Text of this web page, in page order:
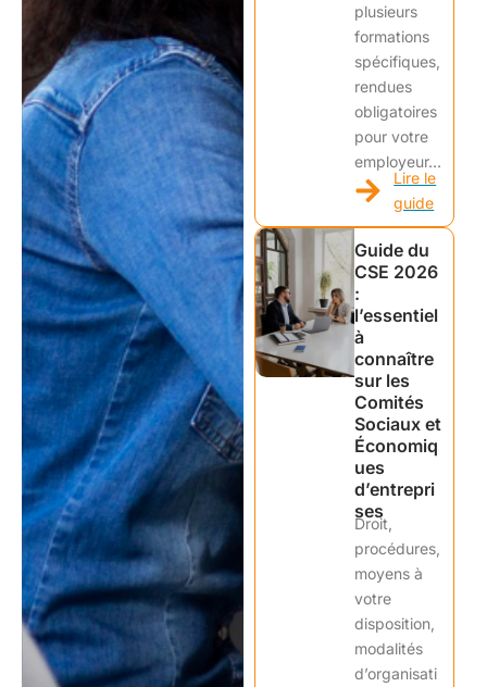
plusieurs
formations
spécifiques,
rendues
obligatoires
pour votre
employeur…
Lire le
guide
Guide du
CSE 2026
:
l’essentiel
à
connaître
sur les
Comités
Sociaux et
Économiq
ues
d’entrepri
ses
Droit,
procédures,
moyens à
votre
disposition,
modalités
d’organisati